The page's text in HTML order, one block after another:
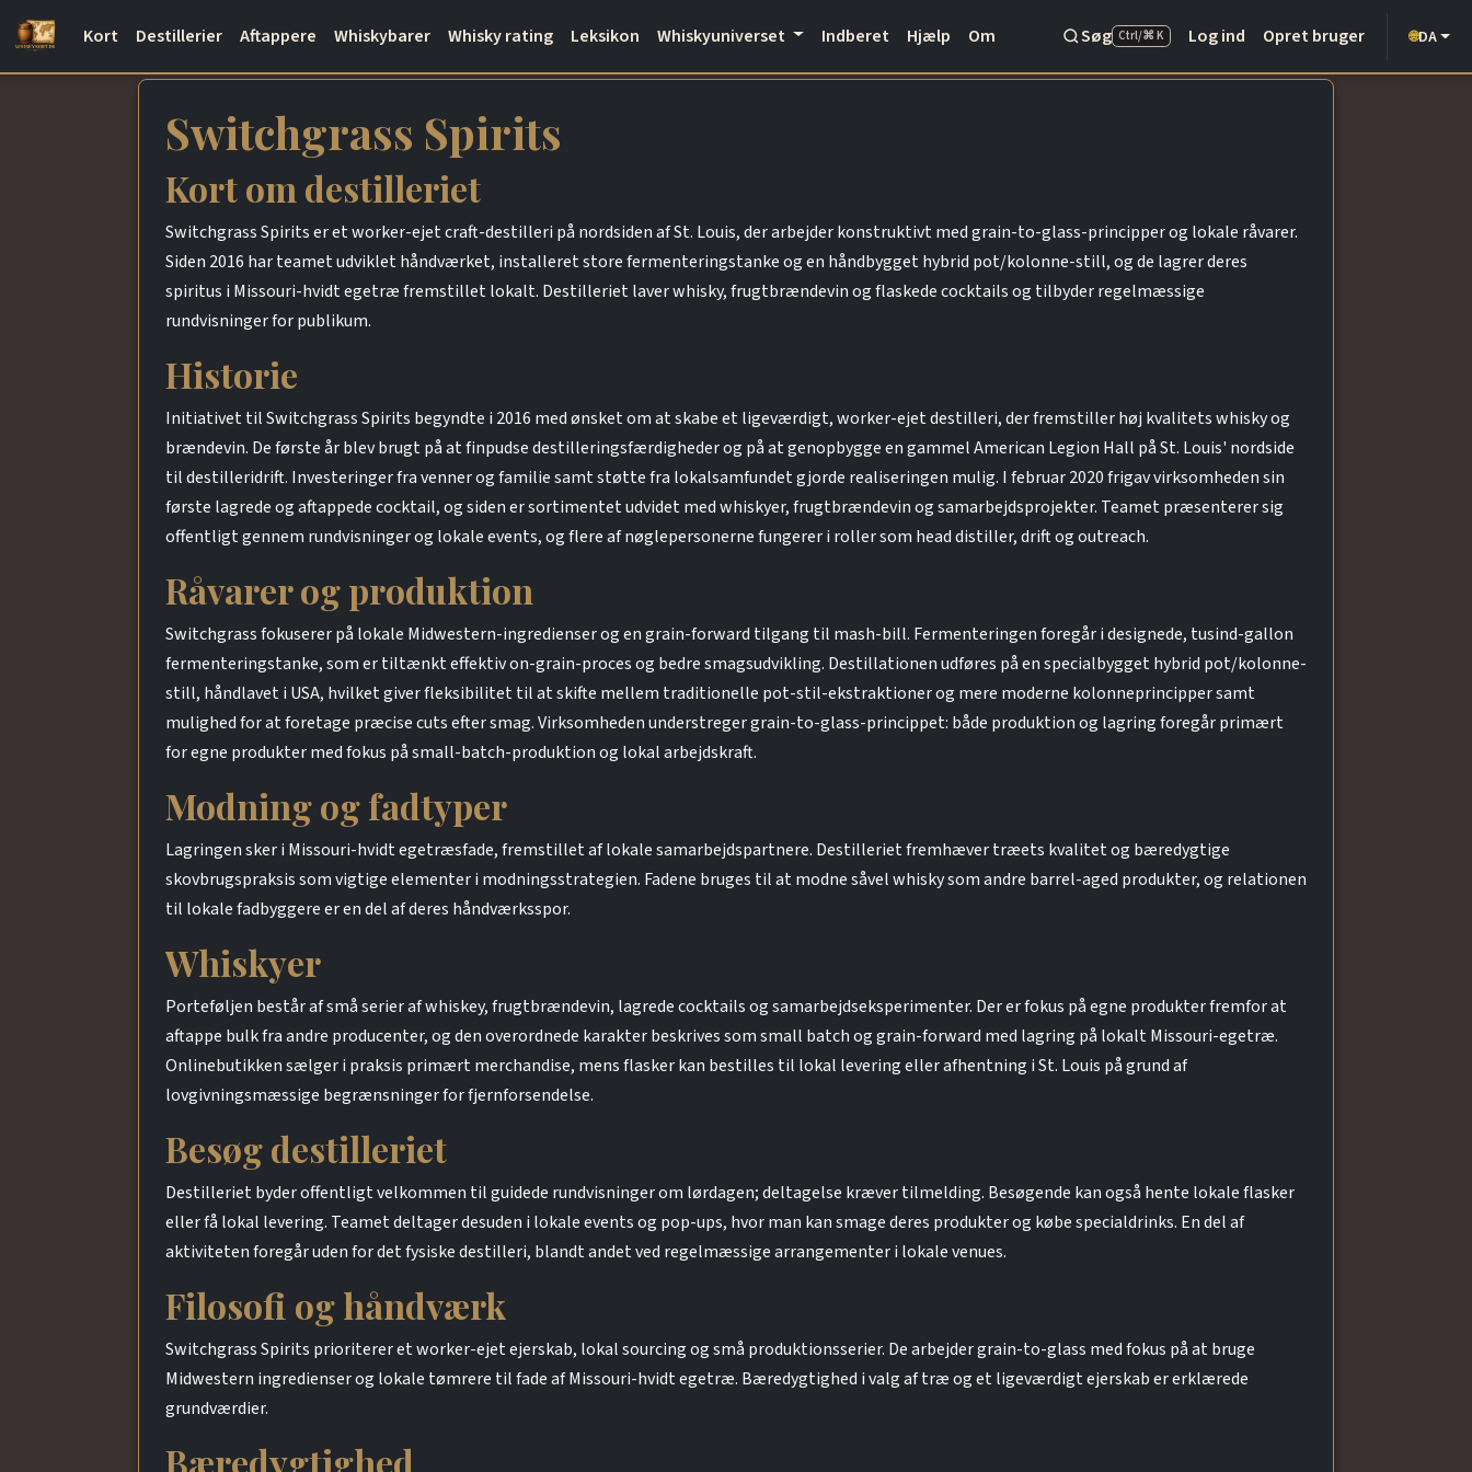
Kort Destillerier Aftappere Whiskybarer Whisky rating Leksikon Whiskyuniverset Indberet Hjælp Om Søg Ctrl/⌘ K Log ind Opret bruger 🌐DA
Switchgrass Spirits
Kort om destilleriet
Switchgrass Spirits er et worker-ejet craft-destilleri på nordsiden af St. Louis, der arbejder konstruktivt med grain-to-glass-principper og lokale råvarer.
Siden 2016 har teamet udviklet håndværket, installeret store fermenteringstanke og en håndbygget hybrid pot/kolonne-still, og de lagrer deres
spiritus i Missouri-hvidt egetræ fremstillet lokalt. Destilleriet laver whisky, frugtbrændevin og flaskede cocktails og tilbyder regelmæssige
rundvisninger for publikum.
Historie
Initiativet til Switchgrass Spirits begyndte i 2016 med ønsket om at skabe et ligeværdigt, worker-ejet destilleri, der fremstiller høj kvalitets whisky og
brændevin. De første år blev brugt på at finpudse destilleringsfærdigheder og på at genopbygge en gammel American Legion Hall på St. Louis' nordside
til destilleridrift. Investeringer fra venner og familie samt støtte fra lokalsamfundet gjorde realiseringen mulig. I februar 2020 frigav virksomheden sin
første lagrede og aftappede cocktail, og siden er sortimentet udvidet med whiskyer, frugtbrændevin og samarbejdsprojekter. Teamet præsenterer sig
offentligt gennem rundvisninger og lokale events, og flere af nøglepersonerne fungerer i roller som head distiller, drift og outreach.
Råvarer og produktion
Switchgrass fokuserer på lokale Midwestern-ingredienser og en grain-forward tilgang til mash-bill. Fermenteringen foregår i designede, tusind-gallon
fermenteringstanke, som er tiltænkt effektiv on-grain-proces og bedre smagsudvikling. Destillationen udføres på en specialbygget hybrid pot/kolonne-
still, håndlavet i USA, hvilket giver fleksibilitet til at skifte mellem traditionelle pot-stil-ekstraktioner og mere moderne kolonneprincipper samt
mulighed for at foretage præcise cuts efter smag. Virksomheden understreger grain-to-glass-princippet: både produktion og lagring foregår primært
for egne produkter med fokus på small-batch-produktion og lokal arbejdskraft.
Modning og fadtyper
Lagringen sker i Missouri-hvidt egetræsfade, fremstillet af lokale samarbejdspartnere. Destilleriet fremhæver træets kvalitet og bæredygtige
skovbrugspraksis som vigtige elementer i modningsstrategien. Fadene bruges til at modne såvel whisky som andre barrel-aged produkter, og relationen
til lokale fadbyggere er en del af deres håndværksspor.
Whiskyer
Porteføljen består af små serier af whiskey, frugtbrændevin, lagrede cocktails og samarbejdseksperimenter. Der er fokus på egne produkter fremfor at
aftappe bulk fra andre producenter, og den overordnede karakter beskrives som small batch og grain-forward med lagring på lokalt Missouri-egetræ.
Onlinebutikken sælger i praksis primært merchandise, mens flasker kan bestilles til lokal levering eller afhentning i St. Louis på grund af
lovgivningsmæssige begrænsninger for fjernforsendelse.
Besøg destilleriet
Destilleriet byder offentligt velkommen til guidede rundvisninger om lørdagen; deltagelse kræver tilmelding. Besøgende kan også hente lokale flasker
eller få lokal levering. Teamet deltager desuden i lokale events og pop-ups, hvor man kan smage deres produkter og købe specialdrinks. En del af
aktiviteten foregår uden for det fysiske destilleri, blandt andet ved regelmæssige arrangementer i lokale venues.
Filosofi og håndværk
Switchgrass Spirits prioriterer et worker-ejet ejerskab, lokal sourcing og små produktionsserier. De arbejder grain-to-glass med fokus på at bruge
Midwestern ingredienser og lokale tømrere til fade af Missouri-hvidt egetræ. Bæredygtighed i valg af træ og et ligeværdigt ejerskab er erklærede
grundværdier.
Bæredygtighed